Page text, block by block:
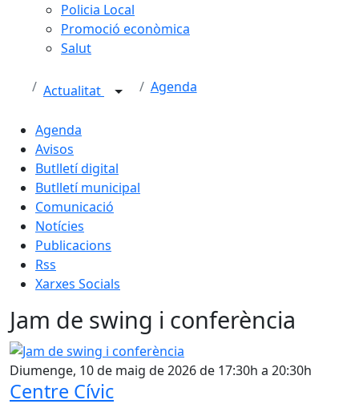
Policia Local
Promoció econòmica
Salut
Actualitat Agenda
Agenda
Avisos
Butlletí digital
Butlletí municipal
Comunicació
Notícies
Publicacions
Rss
Xarxes Socials
Jam de swing i conferència
Jam de swing i conferència
Diumenge, 10 de maig de 2026 de 17:30h a 20:30h
Centre Cívic